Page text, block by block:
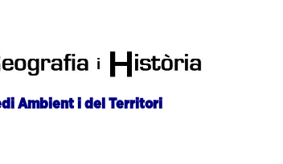
Ambient i del Territori